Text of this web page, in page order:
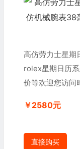
高仿劳力士星期
rolex星期日历
价等欢迎您访问
￥2580元
直接购买